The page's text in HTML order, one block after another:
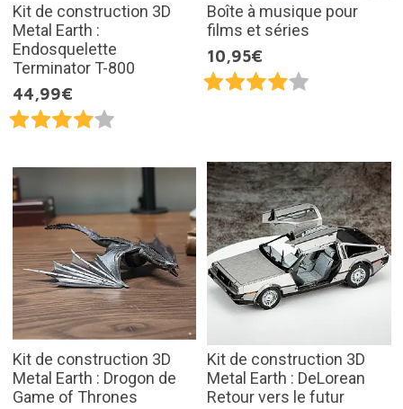
Kit de construction 3D
Metal Earth :
Endosquelette
Terminator T-800
44,99€
Boîte à musique pour
films et séries
10,95€
Kit de construction 3D
Metal Earth : Drogon de
Game of Thrones
Kit de construction 3D
Metal Earth : DeLorean
Retour vers le futur